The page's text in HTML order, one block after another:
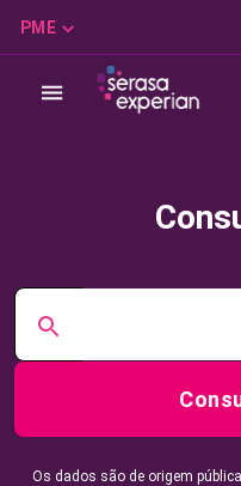
PME
Os dados são de origem